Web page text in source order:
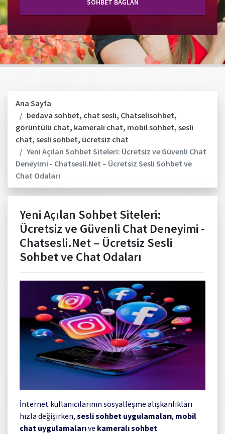
SOHBET BAĞLAN
Ana Sayfa
bedava sohbet, chat sesli, Chatselisohbet,
görüntülü chat, kameralı chat, mobil sohbet, sesli
chat, sesli sohbet, ücretsiz chat
Yeni Açılan Sohbet Siteleri: Ücretsiz ve Güvenli Chat
Deneyimi - Chatsesli.Net – Ücretsiz Sesli Sohbet ve
Chat Odaları
Yeni Açılan Sohbet Siteleri:
Ücretsiz ve Güvenli Chat Deneyimi -
Chatsesli.Net – Ücretsiz Sesli
Sohbet ve Chat Odaları
İnternet kullanıcılarının sosyalleşme alışkanlıkları
hızla değişirken, sesli sohbet uygulamaları, mobil
chat uygulamalarıve kameralı sohbet